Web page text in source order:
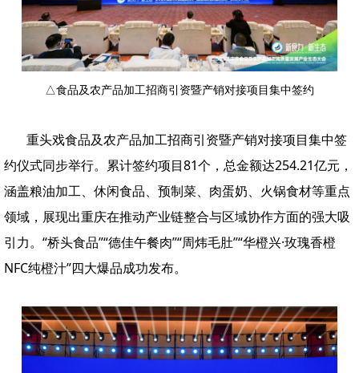
△食品及农产品加工招商引资暨产销对接项目集中签约
重头戏食品及农产品加工招商引资暨产销对接项目集中签
约仪式同步举行。累计签约项目81个，总金额达254.21亿元，
涵盖粮油加工、休闲食品、预制菜、肉蛋奶、火锅食材等重点
领域，展现出重庆在推动产业链整合与区域协作方面的强大吸
引力。“桥头食品”“德佳午餐肉”“周炜毛肚”“华橙兴·玫瑰香橙
NFC纯橙汁”四大爆品成功发布。